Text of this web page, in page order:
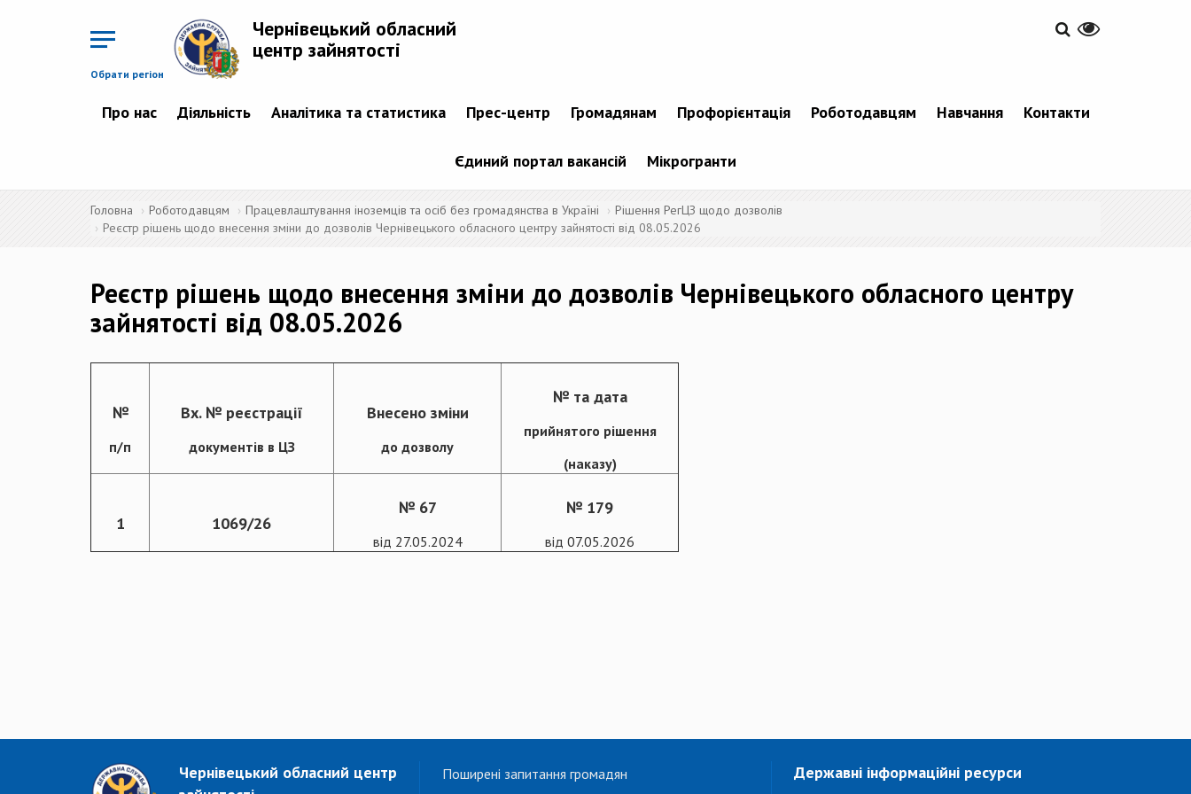
Обрати регіон
Чернівецький обласний
центр зайнятості
Про нас Діяльність Аналітика та статистика Прес-центр Громадянам Профорієнтація Роботодавцям Навчання Контакти
Єдиний портал вакансій Мікрогранти
Головна Роботодавцям Працевлаштування іноземців та осіб без громадянства в Україні
Рішення РегЦЗ щодо дозволів
Реєстр рішень щодо внесення зміни до дозволів Чернівецького обласного центру зайнятості від 08.05.2026
Реєстр рішень щодо внесення зміни до дозволів Чернівецького обласного центру
зайнятості від 08.05.2026
№
п/п
Вх. № реєстрації
документів в ЦЗ
Внесено зміни
до дозволу
№ та дата
прийнятого рішення
(наказу)
1 1069/26
№ 67
від 27.05.2024
№ 179
від 07.05.2026
Чернівецький обласний центр
Поширені запитання громадян
Державні інформаційні ресурси